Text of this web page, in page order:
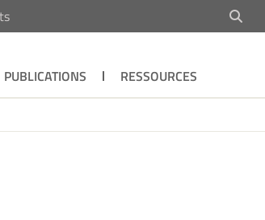
PUBLICATIONS
RESSOURCES